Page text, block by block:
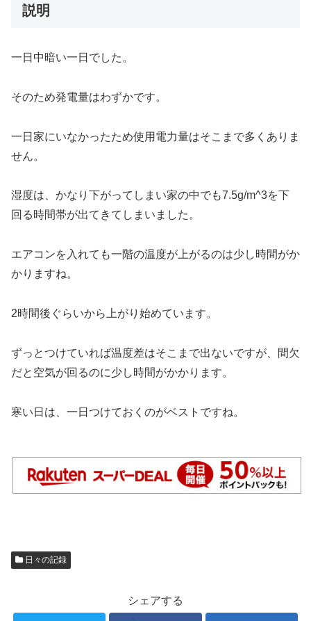
説明
一日中暗い一日でした。
そのため発電量はわずかです。
一日家にいなかったため使用電力量はそこまで多くありま
せん。
湿度は、かなり下がってしまい家の中でも7.5g/m^3を下
回る時間帯が出てきてしまいました。
エアコンを入れても一階の温度が上がるのは少し時間がか
かりますね。
2時間後ぐらいから上がり始めています。
ずっとつけていれば温度差はそこまで出ないですが、間欠
だと空気が回るのに少し時間がかかります。
寒い日は、一日つけておくのがベストですね。
日々の記録
シェアする